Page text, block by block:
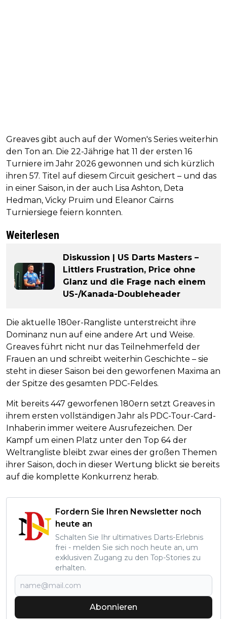
Greaves gibt auch auf der Women's Series weiterhin
den Ton an. Die 22-Jährige hat 11 der ersten 16
Turniere im Jahr 2026 gewonnen und sich kürzlich
ihren 57. Titel auf diesem Circuit gesichert – und das
in einer Saison, in der auch Lisa Ashton, Deta
Hedman, Vicky Pruim und Eleanor Cairns
Turniersiege feiern konnten.
Weiterlesen
Diskussion | US Darts Masters –
Littlers Frustration, Price ohne
Glanz und die Frage nach einem
US-/Kanada-Doubleheader
Die aktuelle 180er-Rangliste unterstreicht ihre
Dominanz nun auf eine andere Art und Weise.
Greaves führt nicht nur das Teilnehmerfeld der
Frauen an und schreibt weiterhin Geschichte – sie
steht in dieser Saison bei den geworfenen Maxima an
der Spitze des gesamten PDC-Feldes.
Mit bereits 447 geworfenen 180ern setzt Greaves in
ihrem ersten vollständigen Jahr als PDC-Tour-Card-
Inhaberin immer weitere Ausrufezeichen. Der
Kampf um einen Platz unter den Top 64 der
Weltrangliste bleibt zwar eines der großen Themen
ihrer Saison, doch in dieser Wertung blickt sie bereits
auf die komplette Konkurrenz herab.
Fordern Sie Ihren Newsletter noch
heute an
Schalten Sie Ihr ultimatives Darts-Erlebnis
frei - melden Sie sich noch heute an, um
exklusiven Zugang zu den Top-Stories zu
erhalten.
Abonnieren